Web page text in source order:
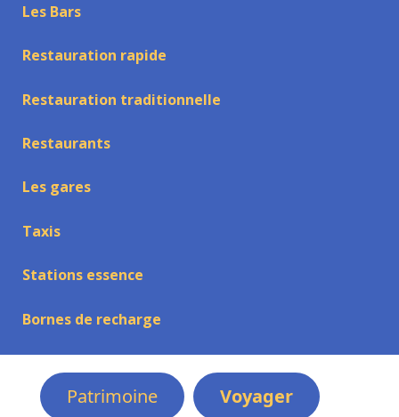
Les Bars
Restauration rapide
Restauration traditionnelle
Restaurants
Les gares
Taxis
Stations essence
Bornes de recharge
Patrimoine
Voyager